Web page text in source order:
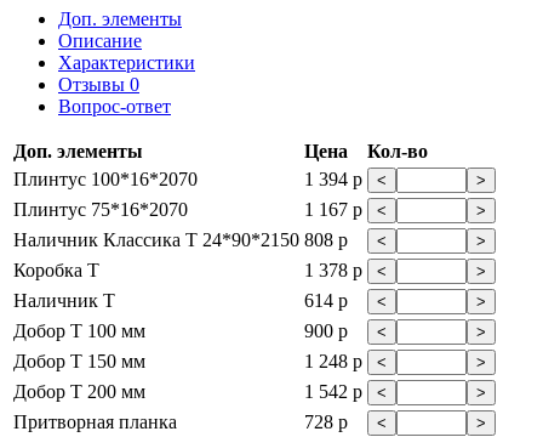
Доп. элементы
Описание
Характеристики
Отзывы 0
Вопрос-ответ
Доп. элементы Цена
Кол-во
Плинтус 100*16*2070
1 394 р < >
Плинтус 75*16*2070 1 167 р < >
Наличник Классика Т 24*90*2150 808 р < >
Коробка Т 1 378 р < >
Наличник Т 614 р < >
Добор Т 100 мм 900 р < >
Добор Т 150 мм 1 248 р < >
Добор Т 200 мм 1 542 р < >
Притворная планка 728 р < >